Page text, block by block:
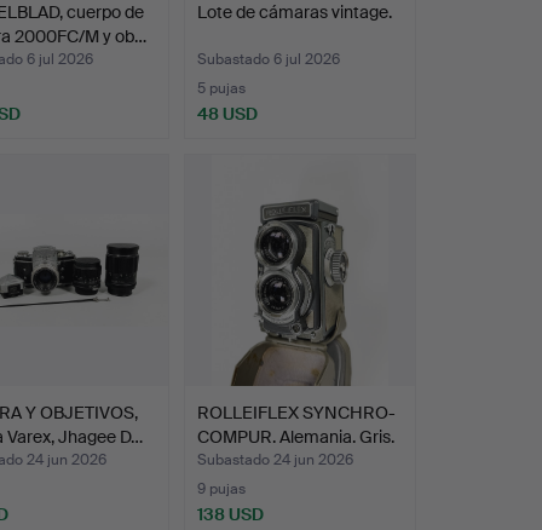
cuerpo de
2000FC/M y ob…
6 jul 2026
Lote de cámaras vintage.
Subastado 6 jul 2026
5 pujas
48 USD
Y OBJETIVOS,
Varex, Jhagee D…
24 jun 2026
ROLLEIFLEX SYNCHRO-
COMPUR. Alemania. Gris.
Subastado 24 jun 2026
9 pujas
138 USD